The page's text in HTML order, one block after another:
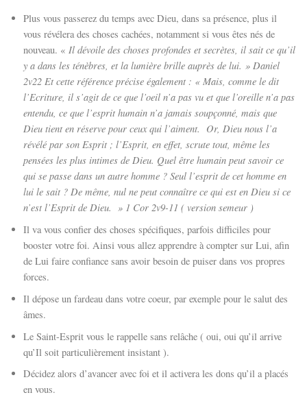
Plus vous passerez du temps avec Dieu, dans sa présence, plus il
vous révélera des choses cachées, notamment si vous êtes nés de
nouveau. « Il dévoile des choses profondes et secrètes, il sait ce qu’il
y a dans les ténèbres, et la lumière brille auprès de lui. » Daniel
2v22 Et cette référence précise également : « Mais, comme le dit
l’Ecriture, il s’agit de ce que l’oeil n’a pas vu et que l’oreille n’a pas
entendu, ce que l’esprit humain n’a jamais soupçonné, mais que
Dieu tient en réserve pour ceux qui l’aiment. Or, Dieu nous l’a
révélé par son Esprit ; l’Esprit, en effet, scrute tout, même les
pensées les plus intimes de Dieu. Quel être humain peut savoir ce
qui se passe dans un autre homme ? Seul l’esprit de cet homme en
lui le sait ? De même, nul ne peut connaître ce qui est en Dieu si ce
n’est l’Esprit de Dieu. » 1 Cor 2v9-11 ( version semeur )
Il va vous confier des choses spécifiques, parfois difficiles pour
booster votre foi. Ainsi vous allez apprendre à compter sur Lui, afin
de Lui faire confiance sans avoir besoin de puiser dans vos propres
forces.
Il dépose un fardeau dans votre coeur, par exemple pour le salut des
âmes.
Le Saint-Esprit vous le rappelle sans relâche ( oui, oui qu’il arrive
qu’Il soit particulièrement insistant ).
Décidez alors d’avancer avec foi et il activera les dons qu’il a placés
en vous.